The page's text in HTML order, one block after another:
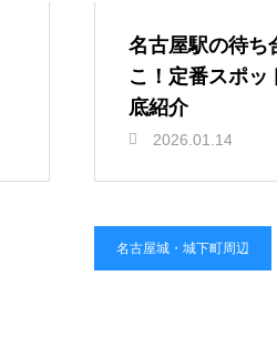
名古屋駅の待ち
こ！定番スポッ
底紹介
2026.01.14
名古屋城・城下町周辺